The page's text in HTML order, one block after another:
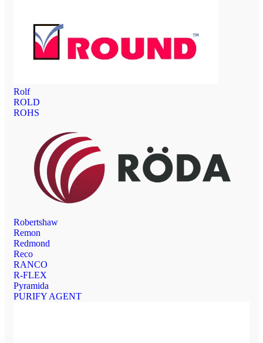
Rolf
ROLD
ROHS
Robertshaw
Remon
Redmond
Reco
RANCO
R-FLEX
Pyramida
PURIFY AGENT